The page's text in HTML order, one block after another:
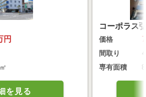
円
を見る
コーポラス
価格
間取り
専有面積